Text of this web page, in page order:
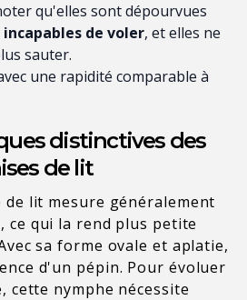
qu'elles sont dépourvues
incapables de voler, et elles ne
sauter.
une rapidité comparable à
distinctives des
de lit
de lit mesure généralement
ce qui la rend plus petite
sa forme ovale et aplatie,
d'un pépin. Pour évoluer
cette nymphe nécessite